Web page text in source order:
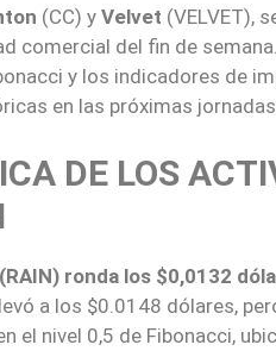
(CC) y Velvet (VELVET),
comercial del fin de
y los indicadores de
en las próximas
DE LOS
(RAIN) ronda los $0,0132
a los $0.0148 dólares,
el nivel 0,5 de Fibonacci,